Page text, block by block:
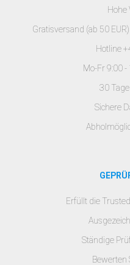
Hohe
Gratisversand (ab 50
Hotline
Mo-Fr 9:00 -
30
Sichere
Erfüllt die
Ständige
Bewerten